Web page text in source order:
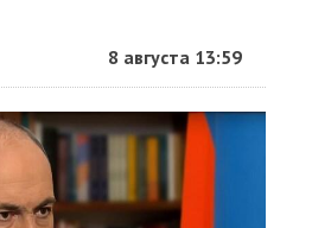
8 августа 13:59